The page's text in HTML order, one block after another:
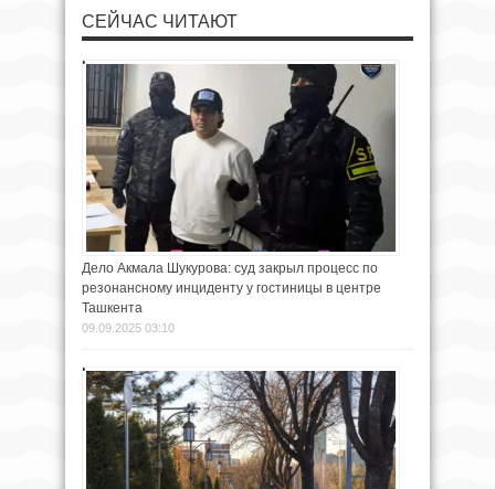
СЕЙЧАС ЧИТАЮТ
Дело Акмала Шукурова: суд закрыл процесс по
резонансному инциденту у гостиницы в центре
Ташкента
09.09.2025 03:10